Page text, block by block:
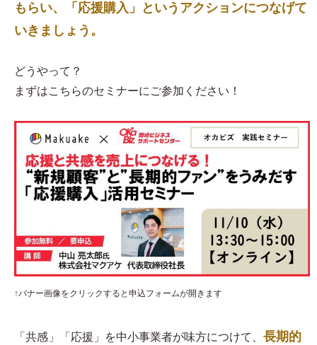
もらい、「応援購入」というアクションにつなげて
いきましょう。
どうやって？
まずはこちらのセミナーにご参加ください！
↑バナー画像をクリックすると申込フォームが開きます
「共感」「応援」を中小事業者が味方につけて、 長期的